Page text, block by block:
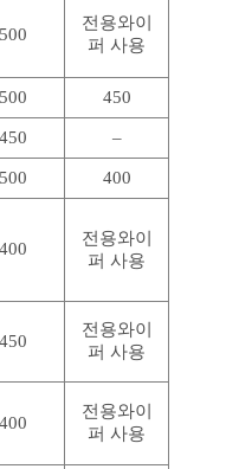
500
전용와이
퍼 사용
500 450
450 –
500 400
400
전용와이
퍼 사용
450
전용와이
퍼 사용
400
전용와이
퍼 사용